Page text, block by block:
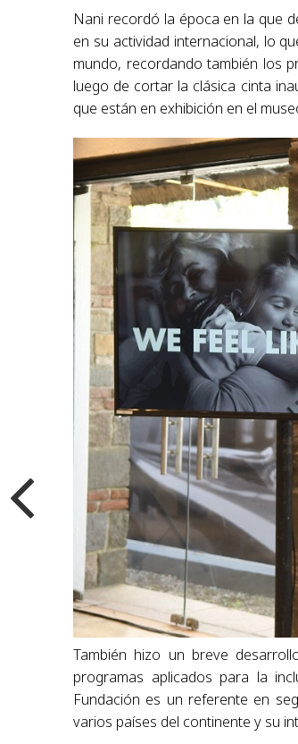
Nani recordó la época en la que
en su actividad internacional, lo
mundo, recordando también los
luego de cortar la clásica cinta
que están en exhibición en el
También hizo un breve
programas aplicados para la
Fundación es un referente en
varios países del continente y su